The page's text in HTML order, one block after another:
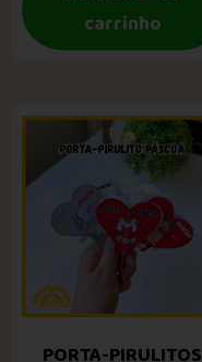
carrinho
PORTA-PIRULITOS